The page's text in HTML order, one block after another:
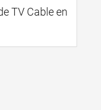
TV Cable en